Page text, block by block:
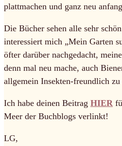
plattmachen und ganz neu
Die Bücher sehen alle sehr
interessiert mich „Mein Garten
öfter darüber nachgedacht,
denn mal neu mache, auch
allgemein Insekten-freundlich zu
Ich habe deinen Beitrag HIER
Meer der Buchblogs verlinkt!
LG,